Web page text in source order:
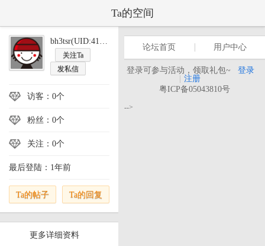
Ta的空间
bh3tsr(UID:416719)
关注Ta
发私信
访客：0个
粉丝：0个
关注：0个
最后登陆：1年前
Ta的帖子 Ta的回复
更多详细资料
论坛首页 用户中心
登录可参与活动，领取礼包~
登录
注册
粤ICP备05043810号
-->